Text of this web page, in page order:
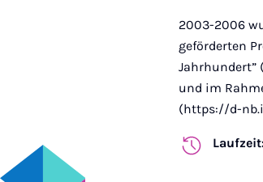
2003-2006
geförderten
Jahrhundert”
und im
(https://d-